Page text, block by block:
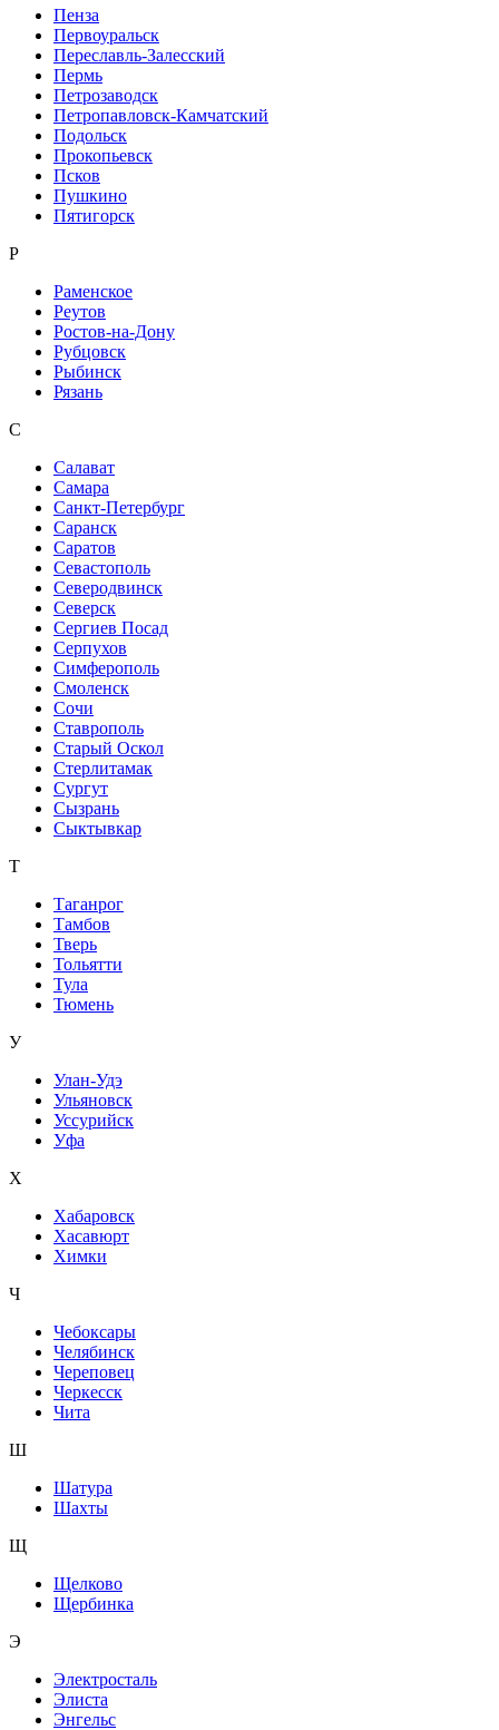
Пенза
Первоуральск
Переславль-Залесский
Пермь
Петрозаводск
Петропавловск-Камчатский
Подольск
Прокопьевск
Псков
Пушкино
Пятигорск
Р
Раменское
Реутов
Ростов-на-Дону
Рубцовск
Рыбинск
Рязань
С
Салават
Самара
Санкт-Петербург
Саранск
Саратов
Севастополь
Северодвинск
Северск
Сергиев Посад
Серпухов
Симферополь
Смоленск
Сочи
Ставрополь
Старый Оскол
Стерлитамак
Сургут
Сызрань
Сыктывкар
Т
Таганрог
Тамбов
Тверь
Тольятти
Тула
Тюмень
У
Улан-Удэ
Ульяновск
Уссурийск
Уфа
Х
Хабаровск
Хасавюрт
Химки
Ч
Чебоксары
Челябинск
Череповец
Черкесск
Чита
Ш
Шатура
Шахты
Щ
Щелково
Щербинка
Э
Электросталь
Элиста
Энгельс